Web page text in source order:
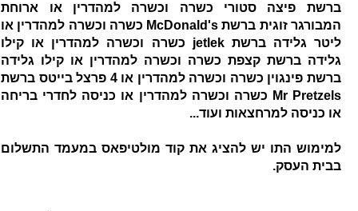
ברשת פיצה סטורי כשרה וכשרה למהדרין או ארוחת
המבורגר זוגית ברשת McDonald's כשרה וכשרה למהדרין או
ליטר גלידה ברשת jetlek כשרה וכשרה למהדרין או קילו
גלידה ברשת קצפת כשרה וכשרה למהדרין או קילו גלידה
ברשת פינגוין כשרה וכשרה למהדרין או 4 פרצל בייטס ברשת
Mr Pretzels כשרה וכשרה למהדרין או כניסה לחדרי בריחה
או כניסה למרחצאות ועוד...
למימוש התו יש להציג את קוד מולטיפאס במעמד התשלום
בבית העסק.